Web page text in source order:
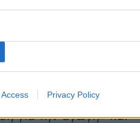
Privacy Policy
η πρώην
ο πρώην μάνατζέρ
λέγοντας ότι
για την αγωγή»και